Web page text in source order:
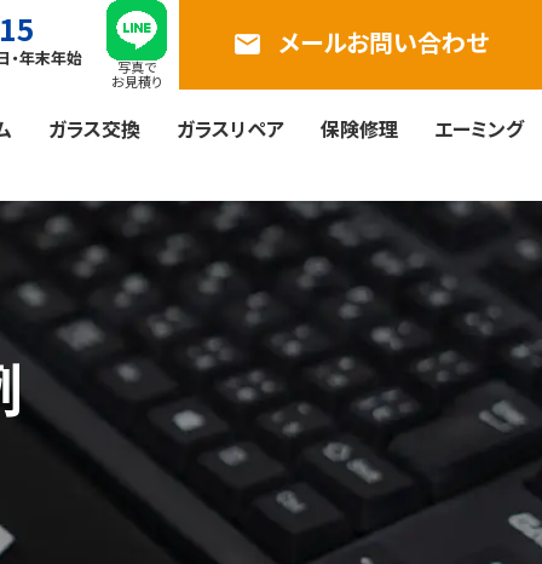
年末年始 写真で
お見積り
email メールお問い合わせ
ガラス交換 ガラスリペア 保険修理 エーミング